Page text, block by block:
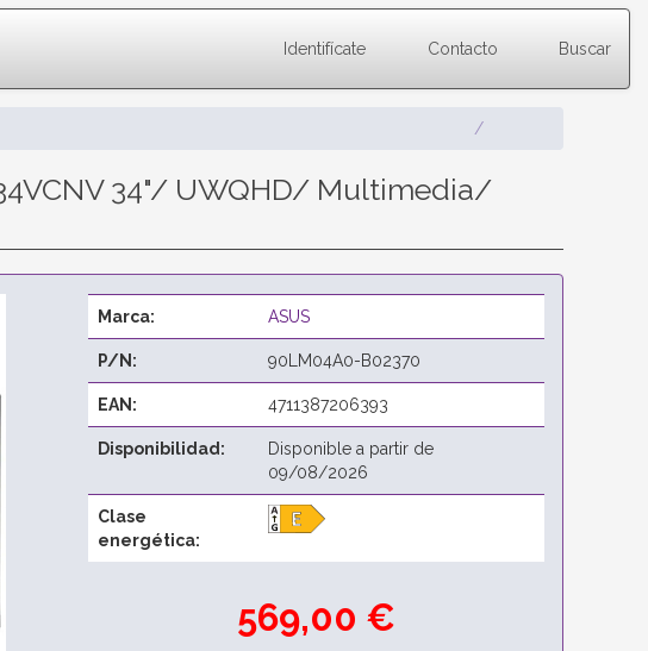
Identifícate Contacto Buscar
34"/ UWQHD/ Multimedia/
Marca: ASUS
P/N: 90LM04A0-B02370
EAN: 4711387206393
Disponibilidad:
Disponible a partir de
09/08/2026
Clase
energética:
569,00 €